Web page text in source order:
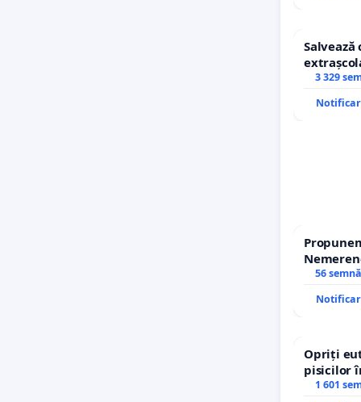
copiilor
3 329
Sanatatii
56
Opriți
pisicilor
1 601